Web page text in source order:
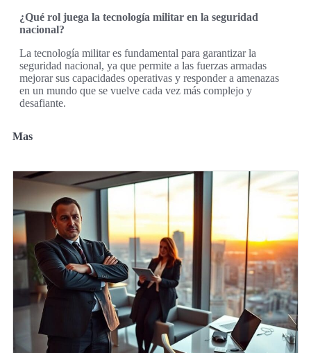
¿Qué rol juega la tecnología militar en la seguridad
nacional?
La tecnología militar es fundamental para garantizar la
seguridad nacional, ya que permite a las fuerzas armadas
mejorar sus capacidades operativas y responder a amenazas
en un mundo que se vuelve cada vez más complejo y
desafiante.
Mas